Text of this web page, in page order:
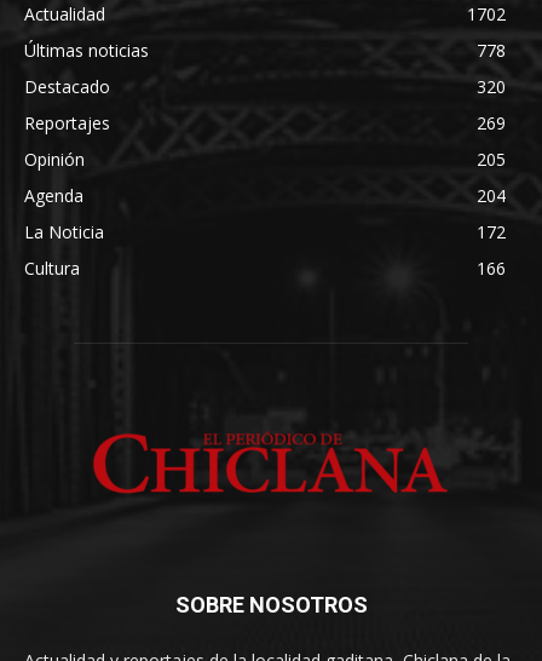
Actualidad
1702
Últimas noticias
778
Destacado
320
Reportajes
269
Opinión
205
Agenda
204
La Noticia
172
Cultura
166
SOBRE NOSOTROS